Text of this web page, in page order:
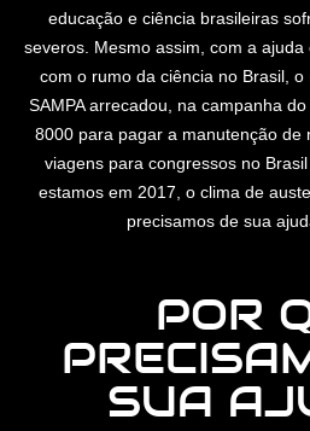
educação e ciência brasileiras
severos. Mesmo assim, com a
com o rumo da ciência no Brasil,
SAMPA arrecadou, na campanha
8000 para pagar a manutenção de
viagens para congressos no
estamos em 2017, o clima de
precisamos de sua
POR
SUA